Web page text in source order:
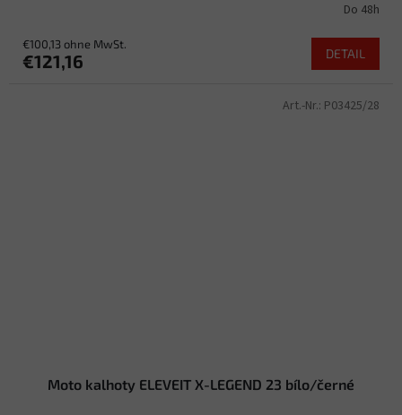
Do 48h
€100,13 ohne MwSt.
€121,16 DETAIL
Moto kalhoty ELEVEIT X-LEGEND 23 bílo/černé
Art.-Nr.: P03425/28